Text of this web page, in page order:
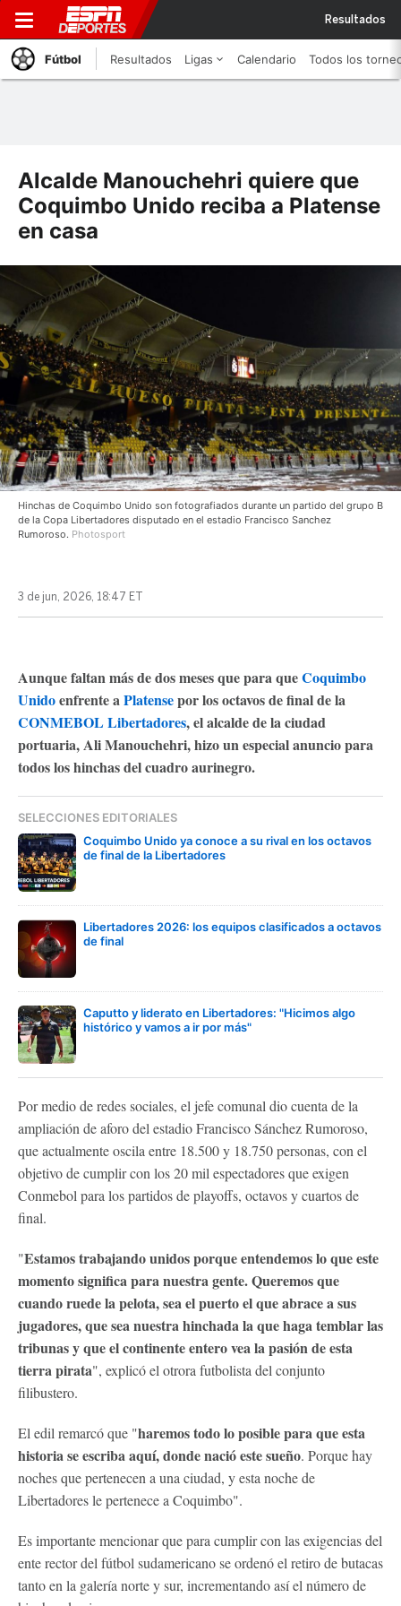
Resultados
Fútbol Resultados Ligas Calendario Todos los
Alcalde Manouchehri quiere que
Coquimbo Unido reciba a Platense
en casa
Hinchas de Coquimbo Unido son fotografiados durante un partido del grupo B
de la Copa Libertadores disputado en el estadio Francisco Sanchez
Rumoroso. Photosport
3 de jun, 2026, 18:47 ET
Aunque faltan más de dos meses que para queCoquimbo
Unidoenfrente aPlatensepor los octavos de final de la
CONMEBOL Libertadores, el alcalde de la ciudad
portuaria, Ali Manouchehri, hizo un especial anuncio para
todos los hinchas del cuadro aurinegro.
SELECCIONES EDITORIALES
Coquimbo Unido ya conoce a su rival en los octavos
de final de la Libertadores
Libertadores 2026: los equipos clasificados a octavos
de final
Caputto y liderato en Libertadores: "Hicimos algo
histórico y vamos a ir por más"
Por medio de redes sociales, el jefe comunal dio cuenta de la
ampliación de aforo del estadio Francisco Sánchez Rumoroso,
que actualmente oscila entre 18.500 y 18.750 personas, con el
objetivo de cumplir con los 20 mil espectadores que exigen
Conmebol para los partidos de playoffs, octavos y cuartos de
final.
"Estamos trabajando unidos porque entendemos lo que este
momento significa para nuestra gente. Queremos que
cuando ruede la pelota, sea el puerto el que abrace a sus
jugadores, que sea nuestra hinchada la que haga temblar las
tribunas y que el continente entero vea la pasión de esta
tierra pirata", explicó el otrora futbolista del conjunto
filibustero.
El edil remarcó que "haremos todo lo posible para que esta
historia se escriba aquí, donde nació este sueño. Porque hay
noches que pertenecen a una ciudad, y esta noche de
Libertadores le pertenece a Coquimbo".
Es importante mencionar que para cumplir con las exigencias del
ente rector del fútbol sudamericano se ordenó el retiro de butacas
tanto en la galería norte y sur, incrementando así el número de